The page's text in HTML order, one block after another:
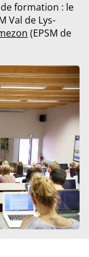
formation : le
Val de Lys-
(EPSM de